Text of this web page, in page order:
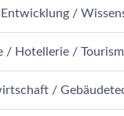
Entwicklung /
/ Hotellerie /
/